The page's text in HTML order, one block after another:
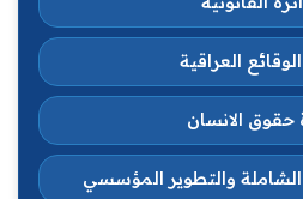
العراقية
حقوق الانسان
والتطوير المؤسسي